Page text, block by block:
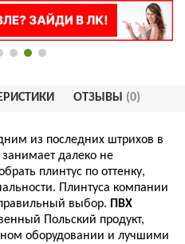
ОТЗЫВЫ (0)
из последних штрихов в
занимает далеко не
плинтус по оттенку,
. Плинтуса компании
выбор. ПВХ
Польский продукт,
оборудовании и лучшими